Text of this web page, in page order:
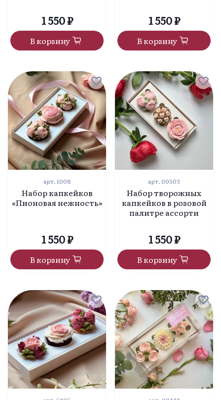
1 550 ₽
В корзину
1 550 ₽
В корзину
арт.1008
Набор капкейков
«Пионовая нежность»
1 550 ₽
В корзину
арт.00503
Набор творожных
капкейков в розовой
палитре ассорти
1 550 ₽
В корзину